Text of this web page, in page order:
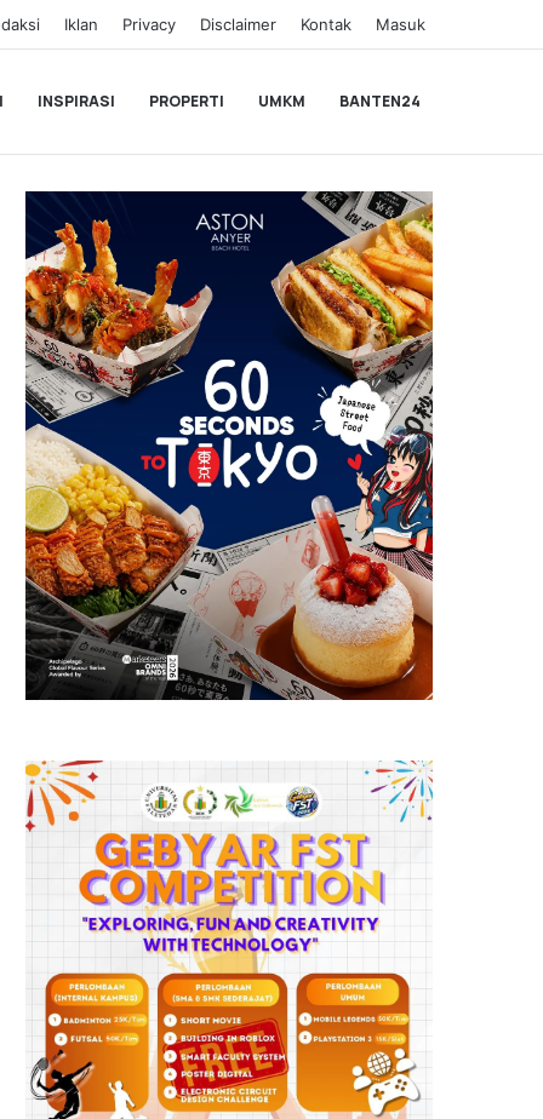
Iklan Privacy Disclaimer Kontak Masuk
INSPIRASI PROPERTI UMKM BANTEN24